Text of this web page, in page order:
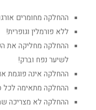
ההחלקה מחומרים
ללא פורמלין וגופרית!
ההחלקה מחליקה את
לשיער נפח וברק!
ההחלקה אינה פוגמת
ההחלקה מתאימה לכל
ההחלקה לא מצריכה